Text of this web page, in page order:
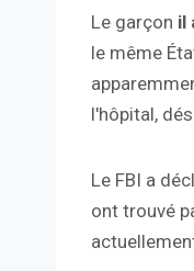
Le garçon il
le même
l'hôpital,
Le FBI a
ont trouvé